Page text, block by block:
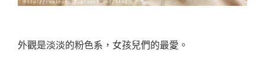
外觀是淡淡的粉色系，女孩兒們的最愛。